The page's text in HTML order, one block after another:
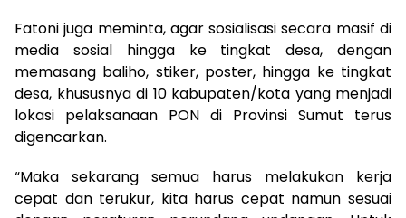
Fatoni juga meminta, agar sosialisasi secara masif di
media sosial hingga ke tingkat desa, dengan
memasang baliho, stiker, poster, hingga ke tingkat
desa, khususnya di 10 kabupaten/kota yang menjadi
lokasi pelaksanaan PON di Provinsi Sumut terus
digencarkan.
“Maka sekarang semua harus melakukan kerja
cepat dan terukur, kita harus cepat namun sesuai